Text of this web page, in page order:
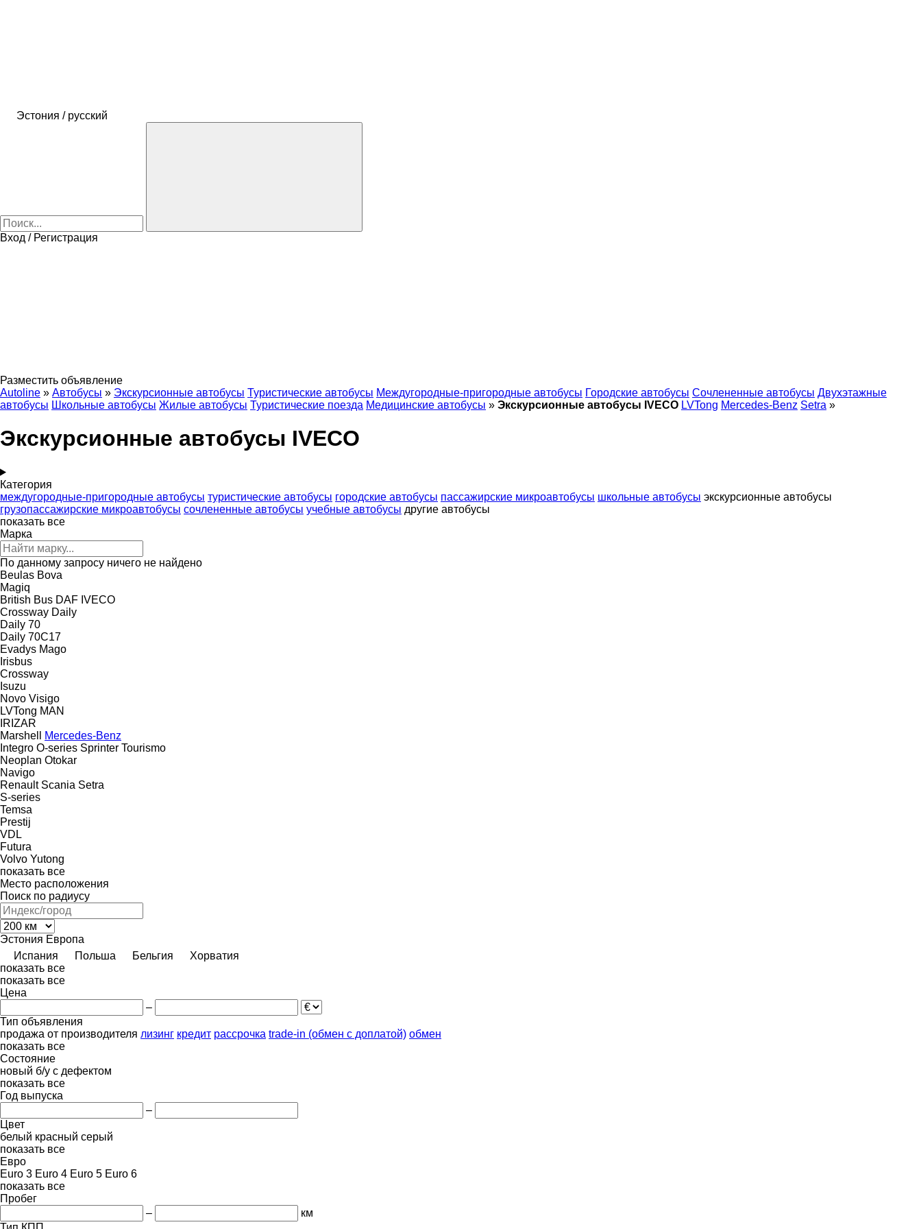
Эстония / русский
Вход / Регистрация
Разместить объявление
Autoline » Автобусы » Экскурсионные автобусы Туристические автобусы Междугородные-пригородные автобусы Городские автобусы Сочлененные автобусы Двухэтажные
автобусы Школьные автобусы Жилые автобусы Туристические поезда Медицинские автобусы » Экскурсионные автобусы IVECO LVTong Mercedes-Benz Setra »
Экскурсионные автобусы IVECO
Категория
междугородные-пригородные автобусы туристические автобусы городские автобусы пассажирские микроавтобусы школьные автобусы экскурсионные автобусы
грузопассажирские микроавтобусы сочлененные автобусы учебные автобусы другие автобусы
показать все
Марка
По данному запросу ничего не найдено
Beulas Bova
Magiq
British Bus DAF IVECO
Crossway Daily
Daily 70
Daily 70C17
Evadys Mago
Irisbus
Crossway
Isuzu
Novo Visigo
LVTong MAN
IRIZAR
Marshell
Mercedes-Benz
Integro O-series Sprinter Tourismo
Neoplan Otokar
Navigo
Renault Scania Setra
S-series
Temsa
Prestij
VDL
Futura
Volvo Yutong
показать все
Место расположения
Поиск по радиусу
Эстония Европа
Испания
Польша Бельгия
Хорватия
показать все
показать все
Цена
–
Тип объявления
продажа от производителя лизинг кредит рассрочка trade-in (обмен с доплатой) обмен
показать все
Состояние
новый б/у с дефектом
показать все
Год выпуска
–
Цвет
белый красный серый
показать все
Евро
Euro 3 Euro 4 Euro 5 Euro 6
показать все
Пробег
–
км